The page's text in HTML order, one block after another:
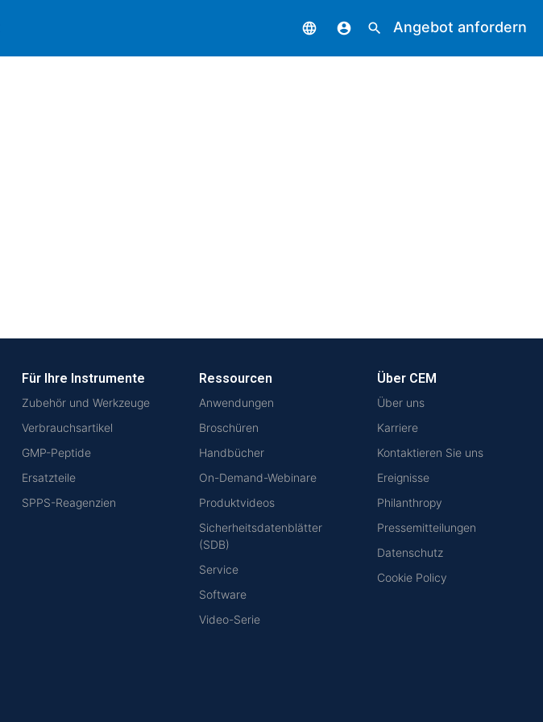
language account_circle search Angebot anfordern
Für Ihre Instrumente
Zubehör und Werkzeuge
Verbrauchsartikel
GMP-Peptide
Ersatzteile
SPPS-Reagenzien
Ressourcen
Anwendungen
Broschüren
Handbücher
On-Demand-Webinare
Produktvideos
Sicherheitsdatenblätter
(SDB)
Service
Software
Video-Serie
Über CEM
Über uns
Karriere
Kontaktieren Sie uns
Ereignisse
Philanthropy
Pressemitteilungen
Datenschutz
Cookie Policy